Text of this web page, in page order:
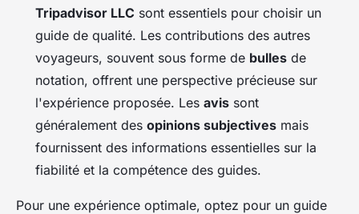
Tripadvisor LLC sont essentiels pour choisir un
guide de qualité. Les contributions des autres
voyageurs, souvent sous forme de bulles de
notation, offrent une perspective précieuse sur
l'expérience proposée. Les avis sont
généralement des opinions subjectives mais
fournissent des informations essentielles sur la
fiabilité et la compétence des guides.
Pour une expérience optimale, optez pour un guide